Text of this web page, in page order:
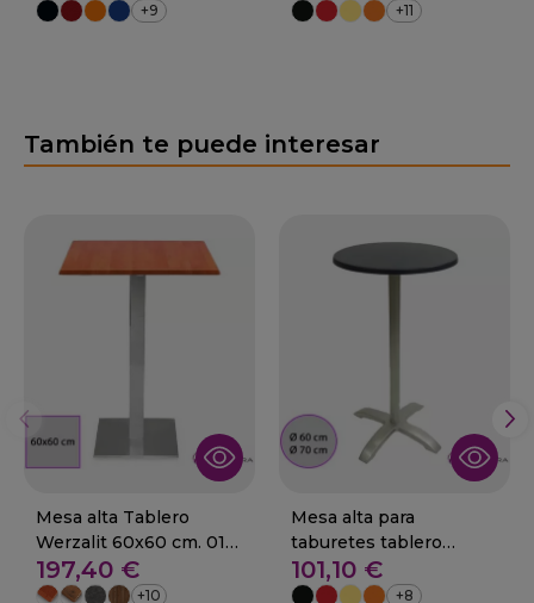
+9 +11
También te puede interesar
Mesa alta Tablero
Werzalit 60x60 cm. 01-
CORBERA
197,40 €
+10
Mesa alta para
taburetes tablero
werzalit 29-Torreon
mate
101,10 €
+8